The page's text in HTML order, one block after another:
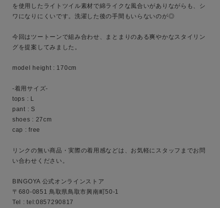
MENS LADIES KIDS
カテゴリ
サイズ
ブランド
を使用したライトツイル素材で綿ライクな風合いがありながらも、シ
ワになりにくいです。洗濯した後の手間もいらないのが◎
今回はツートーンで組み合わせ、まとまりのある爽やかなスタイリン
グを提案してみました。
model height : 170cm
-着用サイズ-
tops : L
pant : S
shoes : 27cm
cap : free
リンクの無い商品・実際の着用感などは、お気軽にスタッフまでお問
い合わせください。
BINGOYA 公式オンラインストア
〒680-0851 鳥取県鳥取市興南町50-1
Tel : tel:0857290817